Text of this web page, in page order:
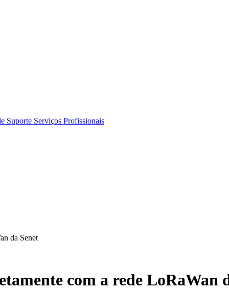
Suporte Serviços Profissionais
da Senet
com a rede LoRaWan